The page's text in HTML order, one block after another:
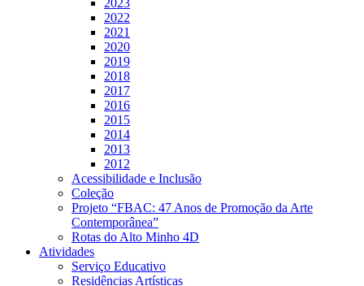
2023
2022
2021
2020
2019
2018
2017
2016
2015
2014
2013
2012
Acessibilidade e Inclusão
Coleção
Projeto “FBAC: 47 Anos de Promoção da Arte
Contemporânea”
Rotas do Alto Minho 4D
Atividades
Serviço Educativo
Residências Artísticas